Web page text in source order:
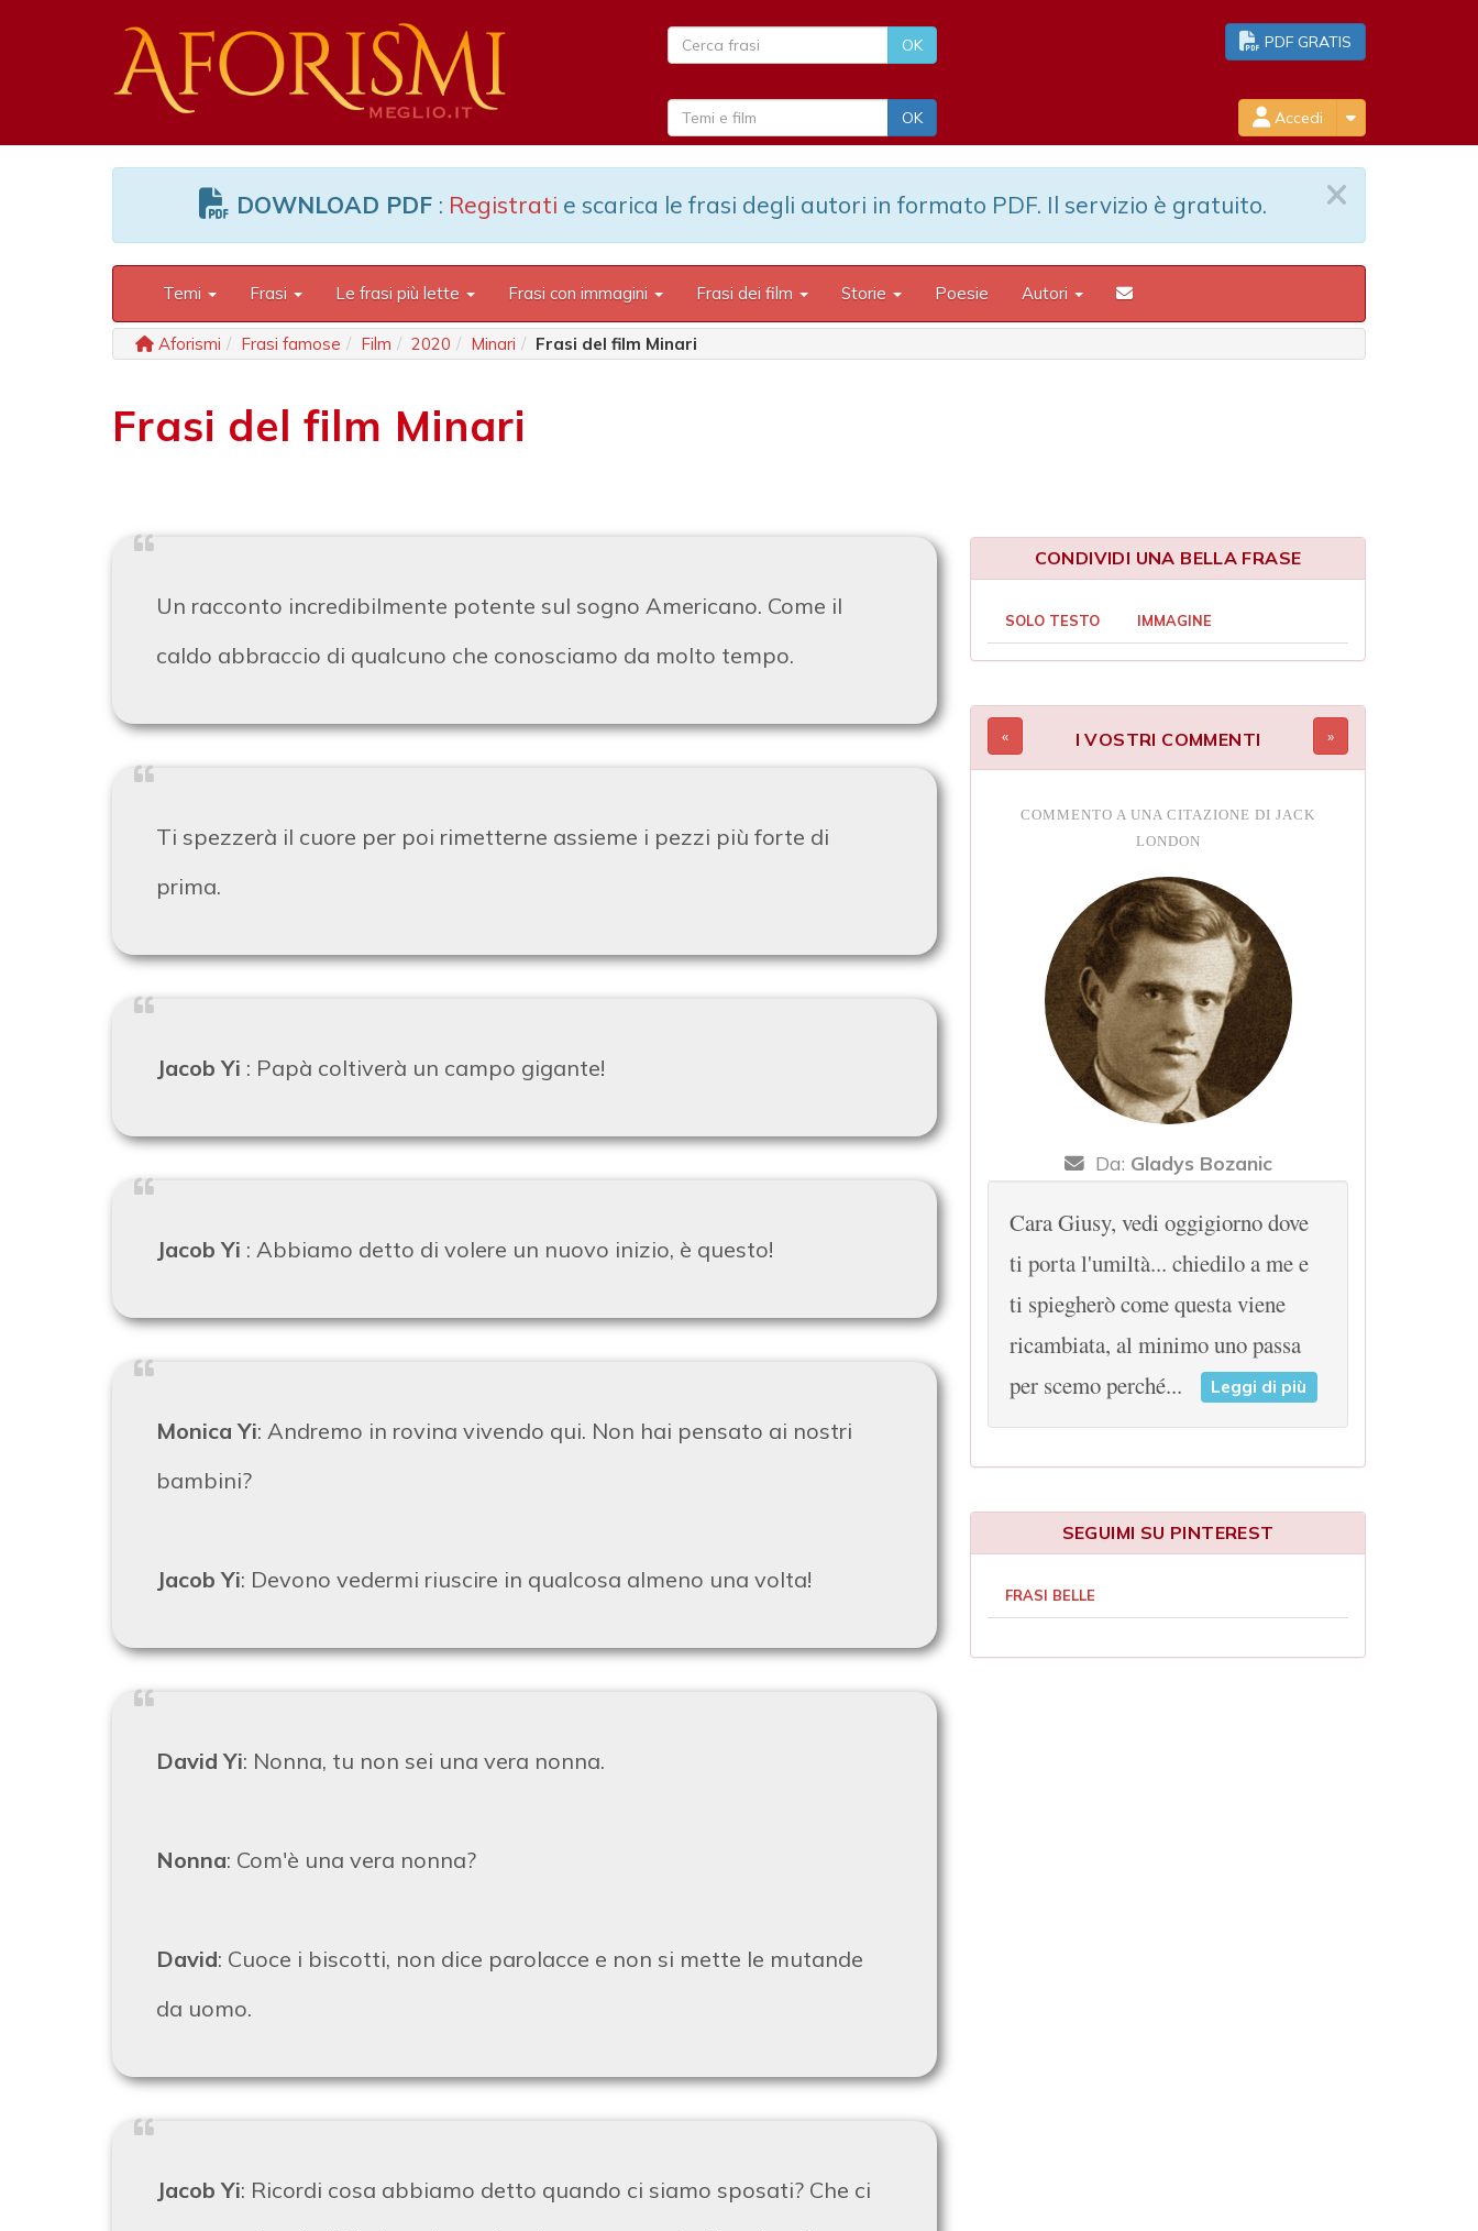
PDF GRATIS
Accedi
DOWNLOAD PDF : Registrati e scarica le frasi degli autori in formato PDF. Il servizio è gratuito.
Temi Frasi Le frasi più lette Frasi con immagini Frasi dei film Storie Poesie Autori
Aforismi Frasi famose Film 2020 Minari Frasi del film Minari
Frasi del film Minari
Un racconto incredibilmente potente sul sogno Americano. Come il
caldo abbraccio di qualcuno che conosciamo da molto tempo.
Ti spezzerà il cuore per poi rimetterne assieme i pezzi più forte di
prima.
Jacob Yi : Papà coltiverà un campo gigante!
Jacob Yi : Abbiamo detto di volere un nuovo inizio, è questo!
Monica Yi: Andremo in rovina vivendo qui. Non hai pensato ai nostri
bambini?
Jacob Yi: Devono vedermi riuscire in qualcosa almeno una volta!
David Yi: Nonna, tu non sei una vera nonna.
Nonna: Com'è una vera nonna?
David: Cuoce i biscotti, non dice parolacce e non si mette le mutande
da uomo.
Jacob Yi: Ricordi cosa abbiamo detto quando ci siamo sposati? Che ci
CONDIVIDI UNA BELLA FRASE
SOLO TESTO IMMAGINE
I VOSTRI COMMENTI
COMMENTO A UNA CITAZIONE DI JACK
LONDON
Da: Gladys Bozanic
Cara Giusy, vedi oggigiorno dove
ti porta l'umiltà... chiedilo a me e
ti spiegherò come questa viene
ricambiata, al minimo uno passa
per scemo perché...
Leggi di più
SEGUIMI SU PINTEREST
FRASI BELLE